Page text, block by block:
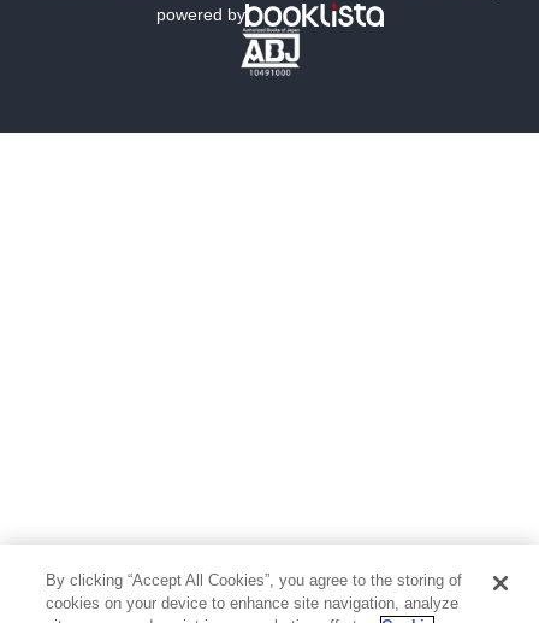
文学
芸術・アート 映画・音楽・演劇
写真集 教養
powered by
By clicking “Accept All Cookies”, you agree to the storing of
cookies on your device to enhance site navigation, analyze